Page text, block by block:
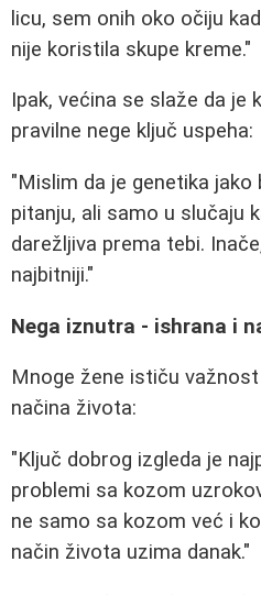
licu, sem onih oko očiju
nije koristila skupe kreme."
Ipak, većina se slaže da je
pravilne nege ključ uspeha:
"Mislim da je genetika jako
pitanju, ali samo u slučaju
darežljiva prema tebi.
najbitniji."
Nega iznutra - ishrana i
Mnoge žene ističu
načina života:
"Ključ dobrog izgleda je
problemi sa kozom
ne samo sa kozom već i
način života uzima danak."